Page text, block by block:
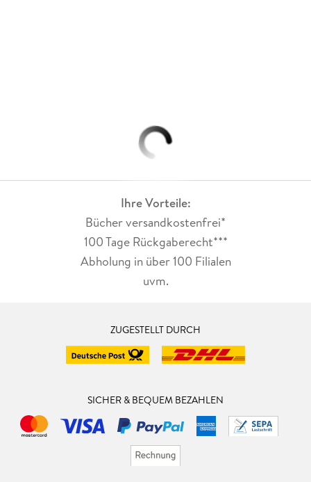
Ihre Vorteile:
Bücher versandkostenfrei*
100 Tage Rückgaberecht***
Abholung in über 100 Filialen
uvm.
ZUGESTELLT DURCH
SICHER & BEQUEM BEZAHLEN